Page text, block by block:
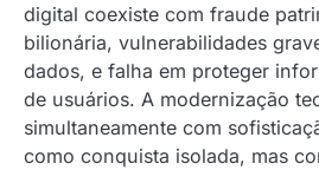
digital coexiste com fraude
bilionária, vulnerabilidades
dados, e falha em proteger
de usuários. A modernização
simultaneamente com
como conquista isolada, mas